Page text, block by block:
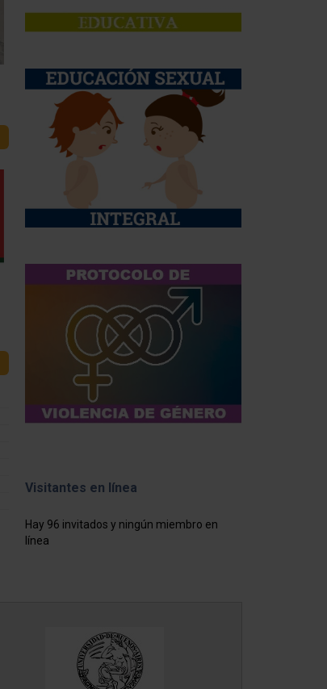
Visitantes en línea
Hay 96 invitados y ningún miembro en
línea